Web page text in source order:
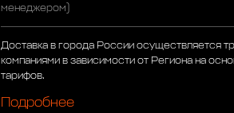
менеджером)
Доставка в города России осуществляется
компаниями в зависимости от Региона на
тарифов.
Подробнее